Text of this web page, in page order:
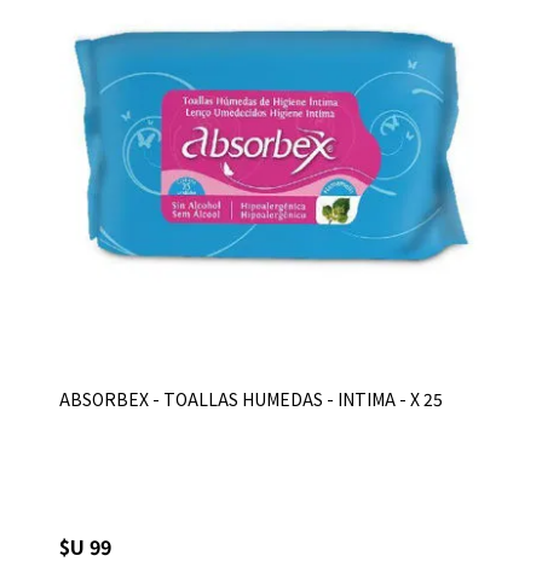
ABSORBEX - TOALLAS HUMEDAS - INTIMA - X 25
$U 99